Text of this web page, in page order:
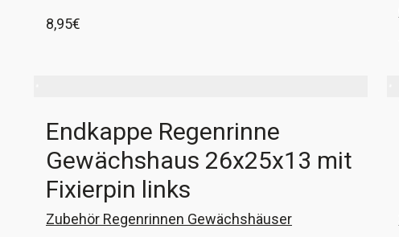
8,95€
In den Warenkorb
Endkappe Regenrinne
Gewächshaus 26x25x13 mit
Fixierpin links
Zubehör Regenrinnen Gewächshäuser